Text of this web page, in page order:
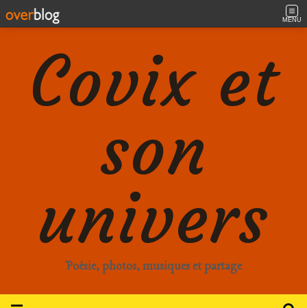
MENU
Covix et
son
univers
Poésie, photos, musiques et partage